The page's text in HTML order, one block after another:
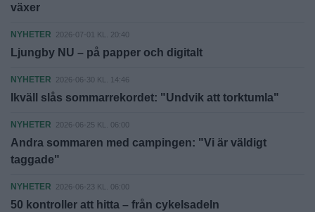
växer
NYHETER 2026-07-01 KL. 20:40
Ljungby NU – på papper och digitalt
NYHETER 2026-06-30 KL. 14:46
Ikväll slås sommarrekordet: "Undvik att torktumla"
NYHETER 2026-06-25 KL. 06:00
Andra sommaren med campingen: "Vi är väldigt
taggade"
NYHETER 2026-06-23 KL. 06:00
50 kontroller att hitta – från cykelsadeln